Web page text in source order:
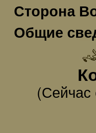
Сторона
Общие
(Сейчас